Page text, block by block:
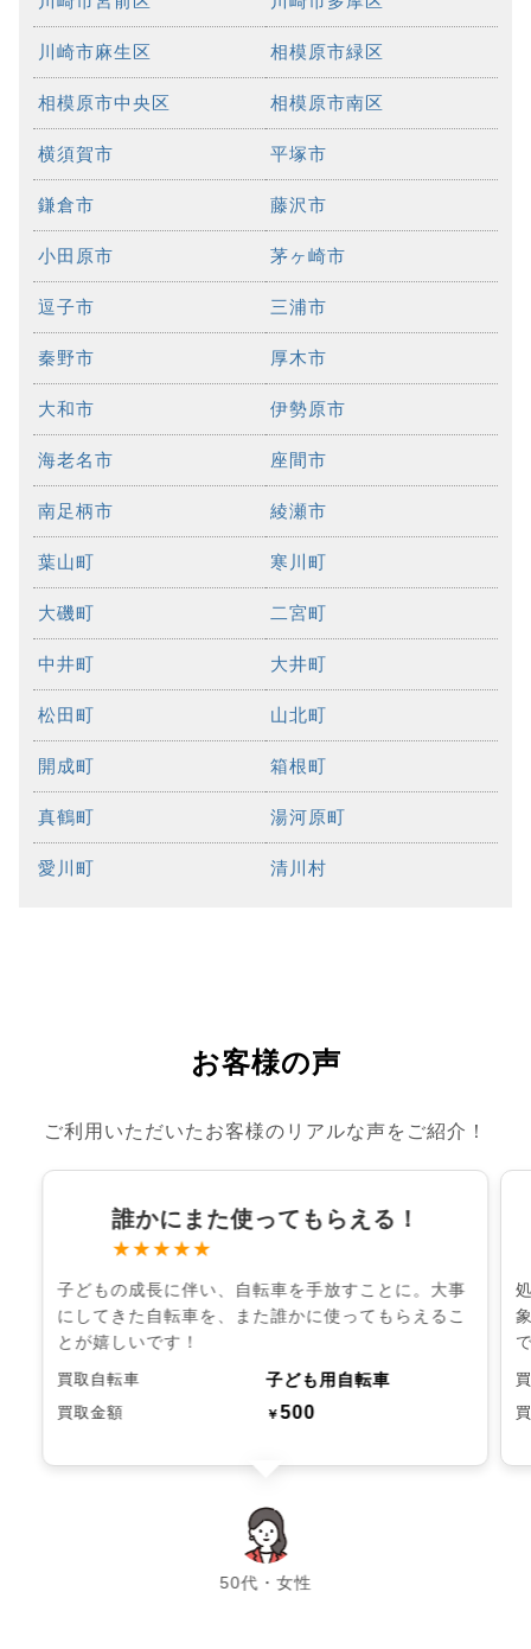
川崎市麻生区 相模原市緑区
相模原市中央区 相模原市南区
横須賀市 平塚市
鎌倉市 藤沢市
小田原市 茅ヶ崎市
逗子市 三浦市
秦野市 厚木市
大和市 伊勢原市
海老名市 座間市
南足柄市 綾瀬市
葉山町 寒川町
大磯町 二宮町
中井町 大井町
松田町 山北町
開成町 箱根町
真鶴町 湯河原町
愛川町 清川村
お客様の声
ご利用いただいたお客様のリアルな声をご紹介！
誰かにまた使ってもらえる！
★★★★★
子どもの成長に伴い、自転車を手放すことに。大事
にしてきた自転車を、また誰かに使ってもらえるこ
とが嬉しいです！
買取自転車 子ども用自転車
買取金額 ￥500
50代・女性
chevron_left chevron_right